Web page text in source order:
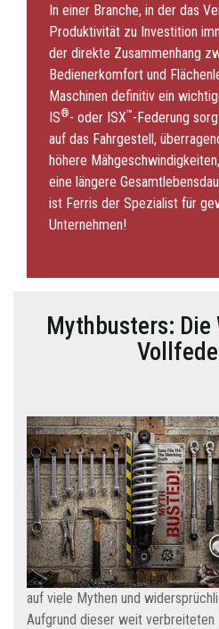
In einer Branche, in der das
Produktivität zu Investition
der direkte Zusammenhang
Bedienerkomfort und
Maschinen definitiv ein
IS®- oder ISX™-Federung
auf das Fahrgestell,
höhere
eine längere
ist Ferris der Spezialist für
Unternehmen!
Mythbusters: Die
auf viele Mythen und
Aufgrund dieser weit verbreiteten